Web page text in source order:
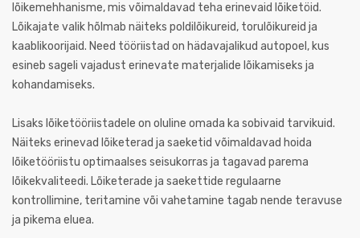
lõikemehhanisme, mis võimaldavad teha erinevaid lõiketöid.
Lõikajate valik hõlmab näiteks poldilõikureid, torulõikureid ja
kaablikoorijaid. Need tööriistad on hädavajalikud autopoel, kus
esineb sageli vajadust erinevate materjalide lõikamiseks ja
kohandamiseks.
Lisaks lõiketööriistadele on oluline omada ka sobivaid tarvikuid.
Näiteks erinevad lõiketerad ja saeketid võimaldavad hoida
lõiketööriistu optimaalses seisukorras ja tagavad parema
lõikekvaliteedi. Lõiketerade ja saekettide regulaarne
kontrollimine, teritamine või vahetamine tagab nende teravuse
ja pikema eluea.